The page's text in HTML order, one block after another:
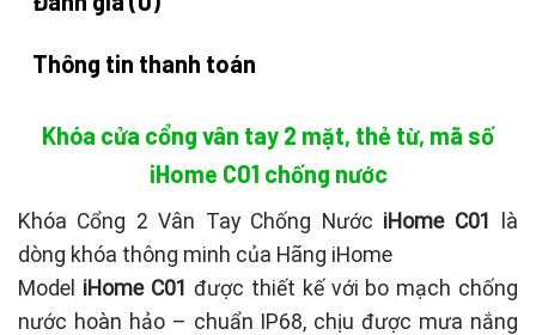
Thông tin thanh toán
Khóa cửa cổng vân tay 2 mặt, thẻ từ, mã số
iHome C01 chống nước
Khóa Cổng 2 Vân Tay Chống Nước iHome C01
là
dòng khóa thông minh của Hãng iHome
Model iHome C01 được thiết kế với bo mạch chống
nước hoàn hảo – chuẩn IP68, chịu được mưa nắng